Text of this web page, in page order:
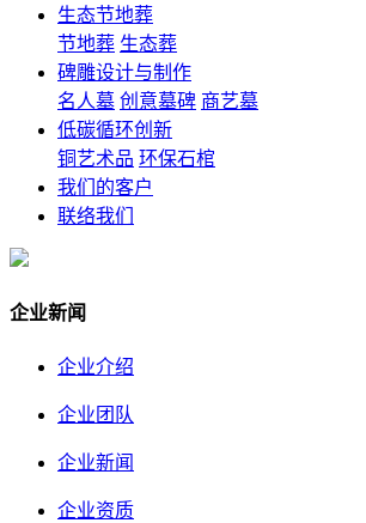
生态节地葬
节地葬 生态葬
碑雕设计与制作
名人墓 创意墓碑 商艺墓
低碳循环创新
铜艺术品 环保石棺
我们的客户
联络我们
企业新闻
企业介绍
企业团队
企业新闻
企业资质